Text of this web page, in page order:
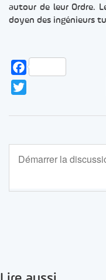
autour de leur Ordre.
doyen des ingénieurs
Facebook